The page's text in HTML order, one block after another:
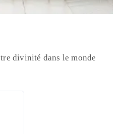
divinité dans le monde